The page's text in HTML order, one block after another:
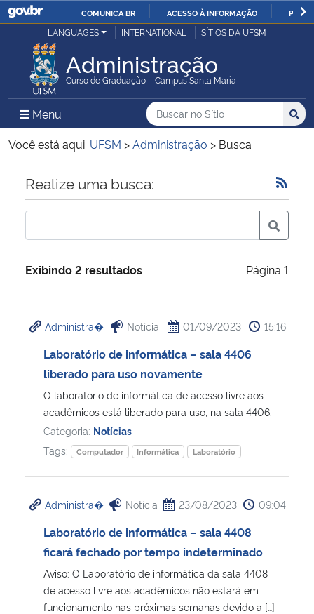
IR
O
COMUNICA BR ACESSO À INFORMAÇÃO
Ministério da Justiça e Segurança Pública
Ministério da Defesa
Ministério das Relações Exteriores
Ministério da Economia
Ministério da Infraestrutura
Ministério da Cidadania
Ministério de Minas e Energia
Ministério da Ciência, Tecnologia, Inovações e Comunicações
Ministério do Meio Ambiente
Ministério do Turismo
Ministério do Desenvolvimento Regional
Controladoria-Geral da União
LANGUAGES INTERNATIONAL SÍTIOS DA UFSM
Administração
Curso de Graduação – Campus Santa Maria
Menu Menu Principal do Sítio
Busca
Buscar no no Sítio
Busca:
Você está aqui: UFSM >Administração > Busca
Início do conteúdo
Realize uma busca:
Exibindo 2 resultados Página 1
Administra� Notícia 01/09/2023 15:16
Laboratório de informática – sala 4406
liberado para uso novamente
O laboratório de informática de acesso livre aos
acadêmicos está liberado para uso, na sala 4406.
Categoria: Notícias
Tags:
Computador Informática Laboratório
Administra� Notícia 23/08/2023 09:04
Laboratório de informática – sala 4408
ficará fechado por tempo indeterminado
Aviso: O Laboratório de informática da sala 4408
de acesso livre aos acadêmicos não estará em
funcionamento nas próximas semanas devido a […]